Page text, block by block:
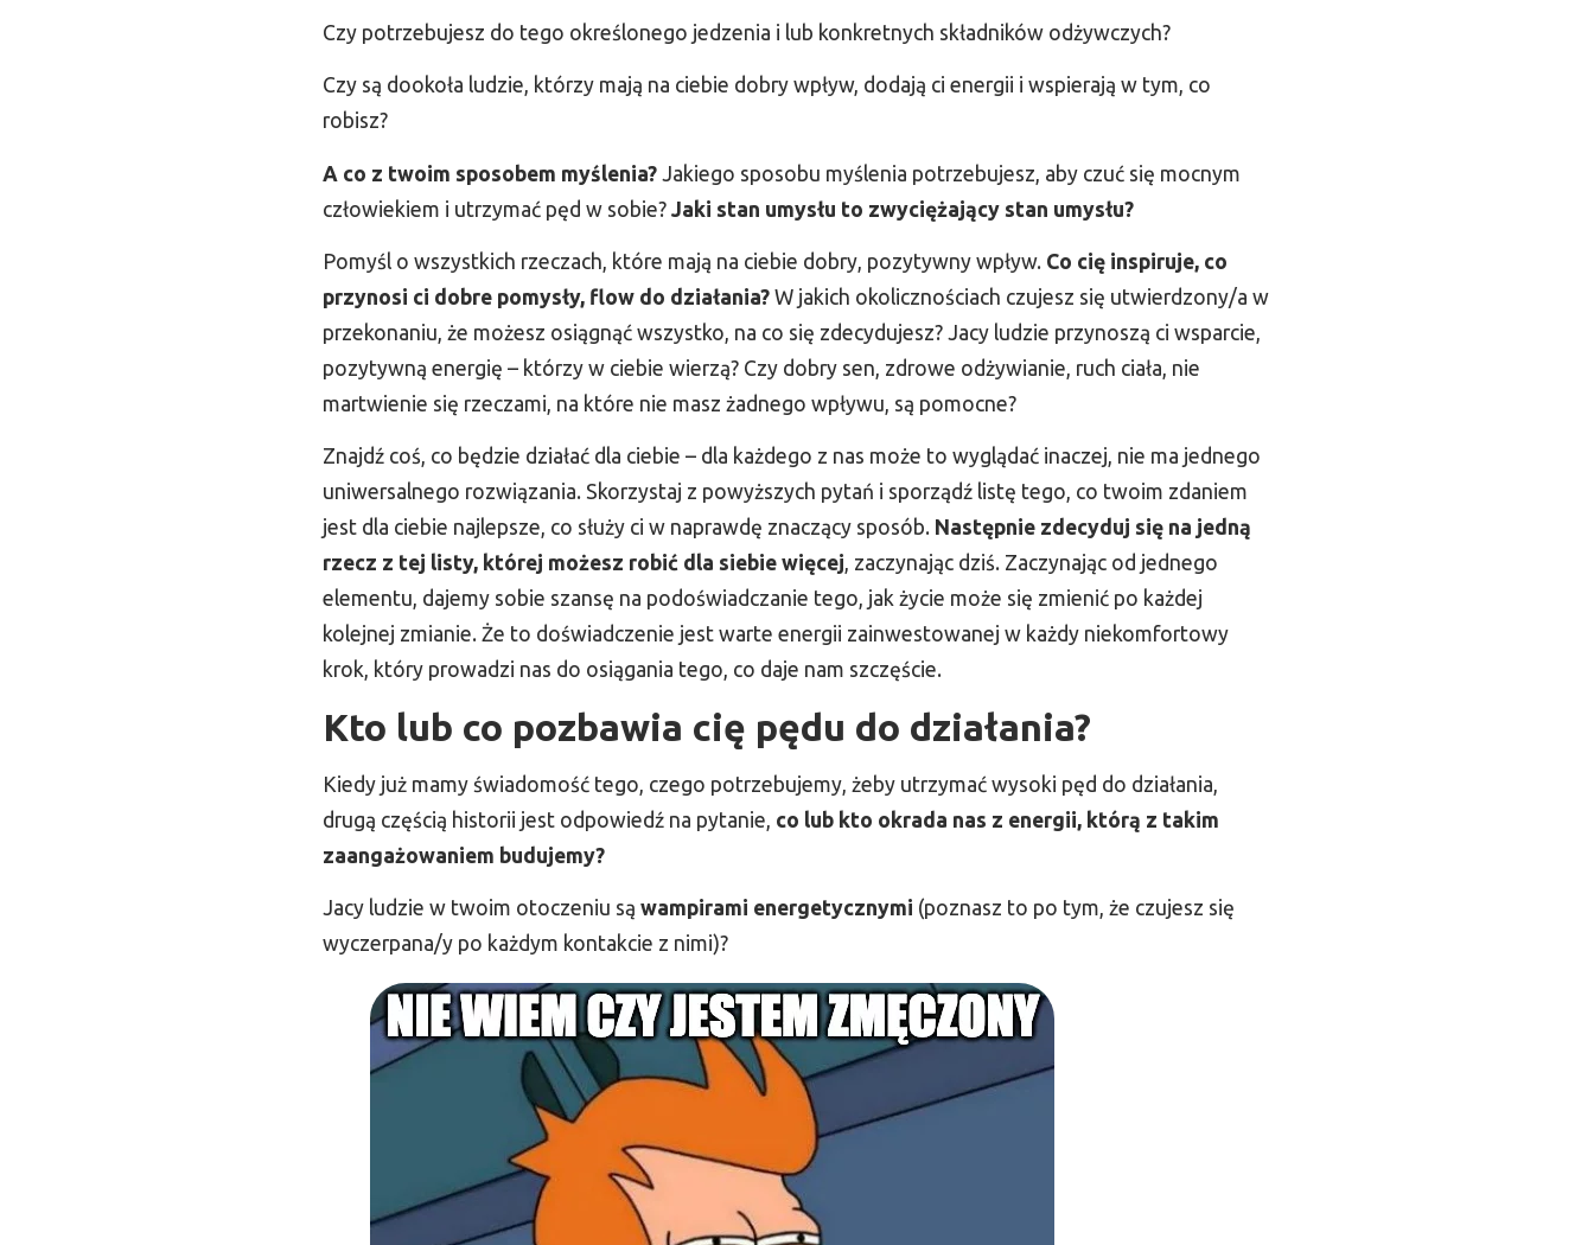
Czy potrzebujesz do tego określonego jedzenia i lub konkretnych składników odżywczych?
Czy są dookoła ludzie, którzy mają na ciebie dobry wpływ, dodają ci energii i wspierają w tym, co
robisz?
A co z twoim sposobem myślenia? Jakiego sposobu myślenia potrzebujesz, aby czuć się mocnym
człowiekiem i utrzymać pęd w sobie? Jaki stan umysłu to zwyciężający stan umysłu?
Pomyśl o wszystkich rzeczach, które mają na ciebie dobry, pozytywny wpływ. Co cię inspiruje, co
przynosi ci dobre pomysły, flow do działania? W jakich okolicznościach czujesz się utwierdzony/a w
przekonaniu, że możesz osiągnąć wszystko, na co się zdecydujesz? Jacy ludzie przynoszą ci wsparcie,
pozytywną energię – którzy w ciebie wierzą? Czy dobry sen, zdrowe odżywianie, ruch ciała, nie
martwienie się rzeczami, na które nie masz żadnego wpływu, są pomocne?
Znajdź coś, co będzie działać dla ciebie – dla każdego z nas może to wyglądać inaczej, nie ma jednego
uniwersalnego rozwiązania. Skorzystaj z powyższych pytań i sporządź listę tego, co twoim zdaniem
jest dla ciebie najlepsze, co służy ci w naprawdę znaczący sposób. Następnie zdecyduj się na jedną
rzecz z tej listy, której możesz robić dla siebie więcej, zaczynając dziś. Zaczynając od jednego
elementu, dajemy sobie szansę na podoświadczanie tego, jak życie może się zmienić po każdej
kolejnej zmianie. Że to doświadczenie jest warte energii zainwestowanej w każdy niekomfortowy
krok, który prowadzi nas do osiągania tego, co daje nam szczęście.
Kto lub co pozbawia cię pędu do działania?
Kiedy już mamy świadomość tego, czego potrzebujemy, żeby utrzymać wysoki pęd do działania,
drugą częścią historii jest odpowiedź na pytanie, co lub kto okrada nas z energii, którą z takim
zaangażowaniem budujemy?
Jacy ludzie w twoim otoczeniu są wampirami energetycznymi (poznasz to po tym, że czujesz się
wyczerpana/y po każdym kontakcie z nimi)?